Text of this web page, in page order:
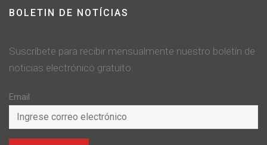
BOLETIN DE NOTÍCIAS
Suscríbete para recibir mensualmente nuestro boletín de
noticias electrónico gratuito.
Email